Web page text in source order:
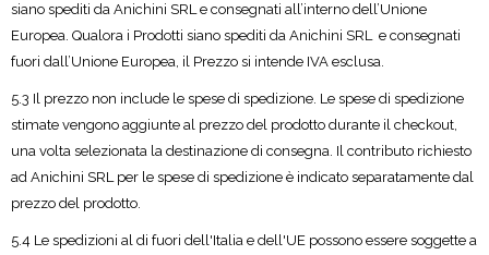
siano spediti da Anichini SRL e consegnati all’interno dell’Unione
Europea. Qualora i Prodotti siano spediti da Anichini SRL e consegnati
fuori dall’Unione Europea, il Prezzo si intende IVA esclusa.
5.3 Il prezzo non include le spese di spedizione. Le spese di spedizione
stimate vengono aggiunte al prezzo del prodotto durante il checkout,
una volta selezionata la destinazione di consegna. Il contributo richiesto
ad Anichini SRL per le spese di spedizione è indicato separatamente dal
prezzo del prodotto.
5.4 Le spedizioni al di fuori dell'Italia e dell'UE possono essere soggette a